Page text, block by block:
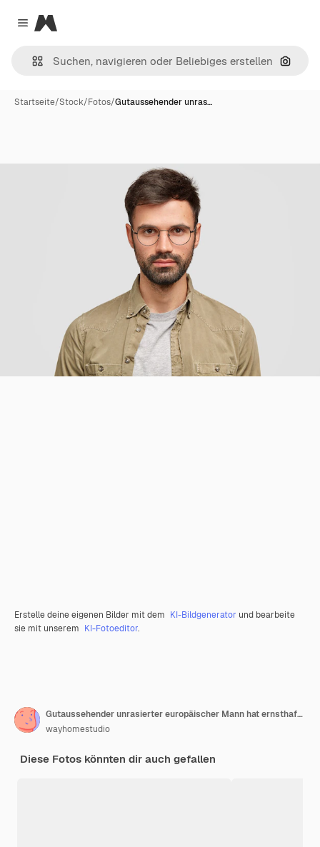
Close menu
Magnific
Nach
Startseite/Stock/Fotos/Gutaussehender unras…
Erstelle deine eigenen Bilder mit dem KI-Bildgenerator und bearbeite
sie mit unserem KI-Fotoeditor.
Gutaussehender unrasierter europäischer Mann hat ernsthaften selbstbewussten Ausdruck, trägt eine Brille
wayhomestudio
Diese Fotos könnten dir auch gefallen